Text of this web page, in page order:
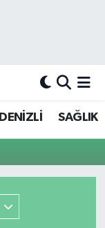
DENİZLİ SAĞLIK